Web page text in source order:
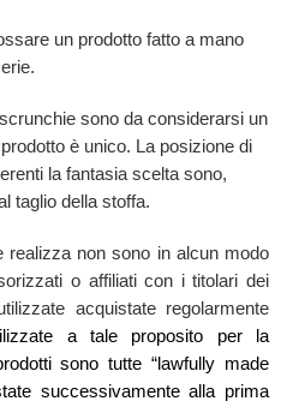
un prodotto fatto a mano
sono da considerarsi un
è unico. La posizione di
la fantasia scelta sono,
taglio della stoffa.
non sono in alcun modo
o affiliati con i titolari dei
acquistate regolarmente
a tale proposito per la
sono tutte “lawfully made
successivamente alla prima